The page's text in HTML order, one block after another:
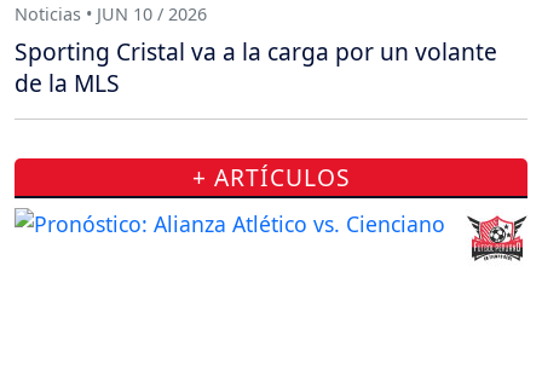
Noticias • JUN 10 / 2026
Sporting Cristal va a la carga por un volante
de la MLS
+ ARTÍCULOS